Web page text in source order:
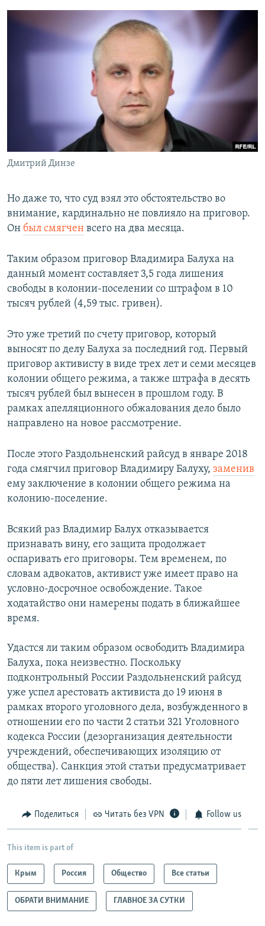
Дмитрий Динзе
Но даже то, что суд взял это обстоятельство во
внимание, кардинально не повлияло на приговор.
Он был смягчен всего на два месяца.
Таким образом приговор Владимира Балуха на
данный момент составляет 3,5 года лишения
свободы в колонии-поселении со штрафом в 10
тысяч рублей (4,59 тыс. гривен).
Это уже третий по счету приговор, который
выносят по делу Балуха за последний год. Первый
приговор активисту в виде трех лет и семи месяцев
колонии общего режима, а также штрафа в десять
тысяч рублей был вынесен в прошлом году. В
рамках апелляционного обжалования дело было
направлено на новое рассмотрение.
После этого Раздольненский райсуд в январе 2018
года смягчил приговор Владимиру Балуху, заменив
ему заключение в колонии общего режима на
колонию-поселение.
Всякий раз Владимир Балух отказывается
признавать вину, его защита продолжает
оспаривать его приговоры. Тем временем, по
словам адвокатов, активист уже имеет право на
условно-досрочное освобождение. Такое
ходатайство они намерены подать в ближайшее
время.
Удастся ли таким образом освободить Владимира
Балуха, пока неизвестно. Поскольку
подконтрольный России Раздольненский райсуд
уже успел арестовать активиста до 19 июня в
рамках второго уголовного дела, возбужденного в
отношении его по части 2 статьи 321 Уголовного
кодекса России (дезорганизация деятельности
учреждений, обеспечивающих изоляцию от
общества). Санкция этой статьи предусматривает
до пяти лет лишения свободы.
Поделиться Читать без VPN Follow us
This item is part of
Крым Россия Общество Все статьи
ОБРАТИ ВНИМАНИЕ ГЛАВНОЕ ЗА СУТКИ